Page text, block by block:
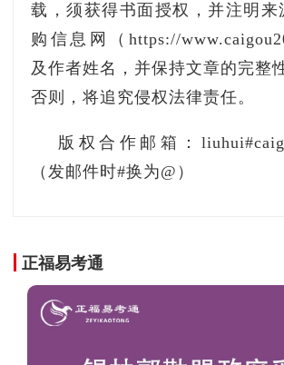
点行业推动电子元器件差异化应
引社会资源，迭代升级。包括智
G、工业互联网和数据中心市场、
智能网联汽车市场、工业自动化
装备制造市场等重点市场应用。
三、夯实配套产业基础突破关
材料，高端印制电路板材料等封装
研发和生产，推动关键环节电子
产业化。提升设备仪器配套能力。
载，须获得书面授权，并注明来
购信息网（https://
及作者姓名，并保持文章的完整
否则，将追究侵权法律责任。
版权合作邮箱：
（发邮件时#换为@）
正福易考通